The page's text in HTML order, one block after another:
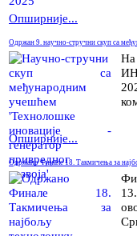
Опширније...
Одржан 9. научнo-стручни скуп са
Опширније...
Oдржано Финале 18. Такмичења за